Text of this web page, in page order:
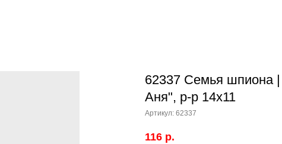
62337 Семья шпиона
Аня", р-р 14х11
Артикул: 62337
116 р.